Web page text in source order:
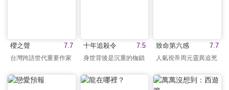
7.7
櫻之聲
台灣跨語世代重要作家
7.5
十年追殺令
身世背後是沉重的枷鎖
7.7
致命第六感
人氣視帝周元靈異追兇